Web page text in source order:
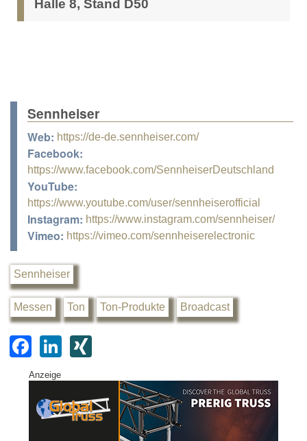
Halle 8, Stand D50
Sennheiser
Web: https://de-de.sennheiser.com/
Facebook:
https://www.facebook.com/SennheiserDeutschland
YouTube:
https://www.youtube.com/user/sennheiserofficial
Instagram: https://www.instagram.com/sennheiser/
Vimeo: https://vimeo.com/sennheiserelectronic
Sennheiser
Messen Ton Ton-Produkte Broadcast
F
a
c
e
Li
k
e
G
Anzeige